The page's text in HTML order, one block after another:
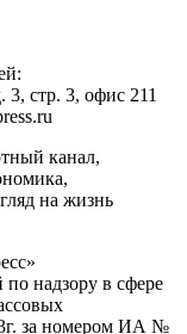
3, стр. 3, офис 211
канал,
на жизнь
надзору в сфере
за номером ИА №